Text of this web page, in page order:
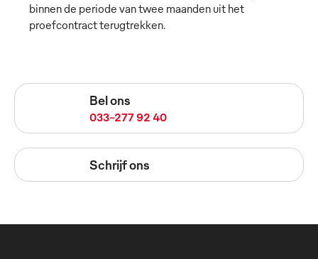
binnen de periode van twee maanden uit het
proefcontract terugtrekken.
Bel ons
033-277 92 40
Schrijf ons